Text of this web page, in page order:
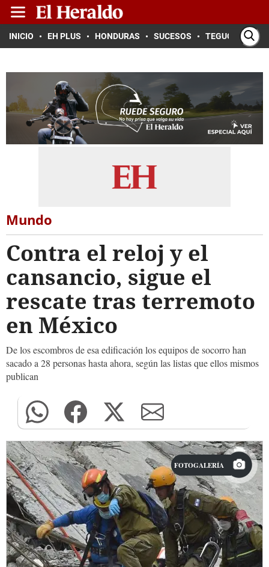
INICIO EH PLUS HONDURAS SUCESOS TEGUCIGALPA
Mundo
Contra el reloj y el
cansancio, sigue el
rescate tras terremoto
en México
De los escombros de esa edificación los equipos de socorro han
sacado a 28 personas hasta ahora, según las listas que ellos mismos
publican
FOTOGALERÍA